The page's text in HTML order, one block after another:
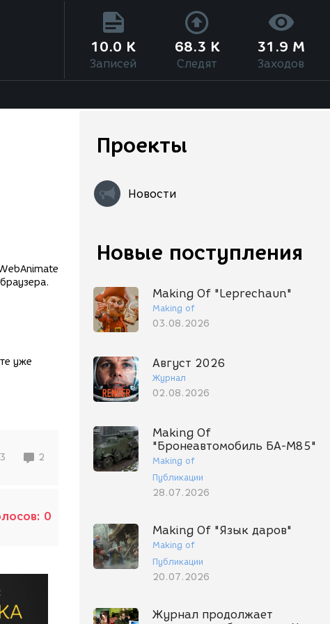
10.0 K
Записей
68.3 K
Следят
31.9 M
Заходов
Проекты
Новости
Новые поступления
Making Of "Leprechaun"
Making of
03.08.2026
Август 2026
Журнал
02.08.2026
Making Of
"Бронеавтомобиль БА-М85"
Making of
Публикации
28.07.2026
Making Of "Язык даров"
Making of
Публикации
20.07.2026
Журнал продолжает
уже
2
0